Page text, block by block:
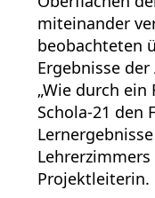
miteinander
beobachteten
Ergebnisse
„Wie durch
Schola-21 den
Projektleiterin.